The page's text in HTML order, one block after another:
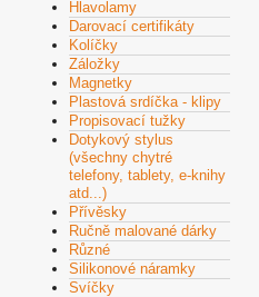
Hlavolamy
Darovací certifikáty
Kolíčky
Záložky
Magnetky
Plastová srdíčka - klipy
Propisovací tužky
Dotykový stylus
(všechny chytré
telefony, tablety, e-knihy
atd...)
Přívěsky
Ručně malované dárky
Různé
Silikonové náramky
Svíčky